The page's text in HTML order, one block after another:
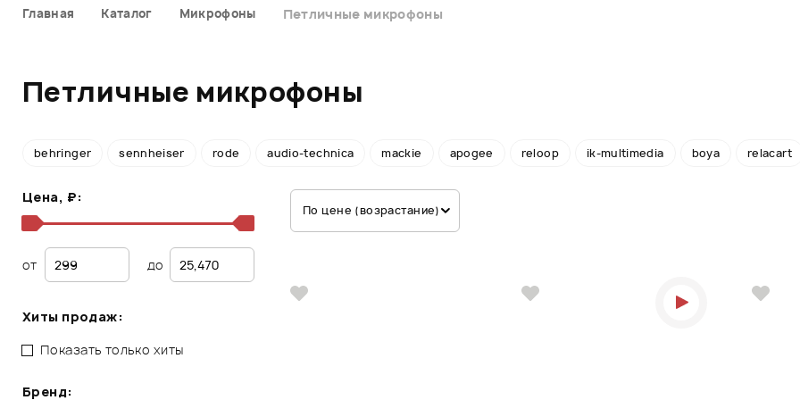
Главная Каталог Микрофоны Петличные микрофоны
Петличные микрофоны
behringer sennheiser rode audio-technica mackie apogee reloop ik-multimedia boya relacart
Цена, ₽:
от до
Хиты продаж:
Показать только хиты
Бренд:
По цене (возрастание)